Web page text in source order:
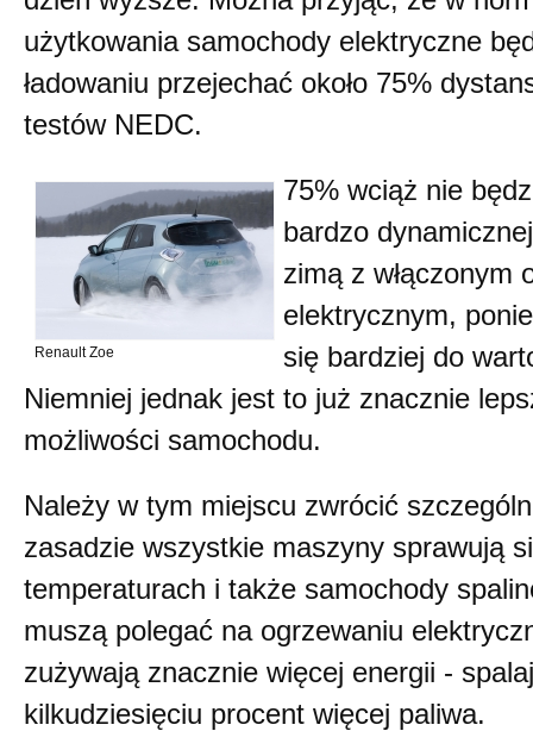
użytkowania samochody elektryczne
ładowaniu przejechać około 75%
testów NEDC.
Renault Zoe
75% wciąż nie
bardzo
zimą z włączonym
elektrycznym,
się bardziej do
Niemniej jednak jest to już znacznie
możliwości samochodu.
Należy w tym miejscu zwrócić
zasadzie wszystkie maszyny sprawują
temperaturach i także samochody
muszą polegać na ogrzewaniu
zużywają znacznie więcej energii -
kilkudziesięciu procent więcej paliwa.